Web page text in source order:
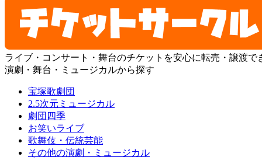
ライブ・コンサート・舞台のチケットを安心に転売・譲渡で
演劇・舞台・ミュージカルから探す
宝塚歌劇団
2.5次元ミュージカル
劇団四季
お笑いライブ
歌舞伎・伝統芸能
その他の演劇・ミュージカル